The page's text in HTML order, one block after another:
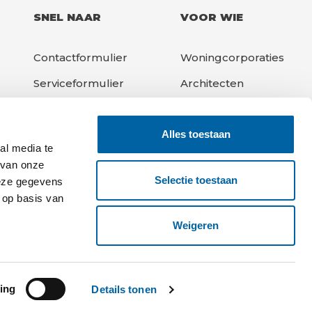
media te
onze
gegevens
basis van
Details tonen
Alles toestaan
Selectie toestaan
Weigeren
SNEL NAAR
Contactformulier
Serviceformulier
VOOR WIE
Woningcorporaties
Architecten
VvE's
Proudly built by